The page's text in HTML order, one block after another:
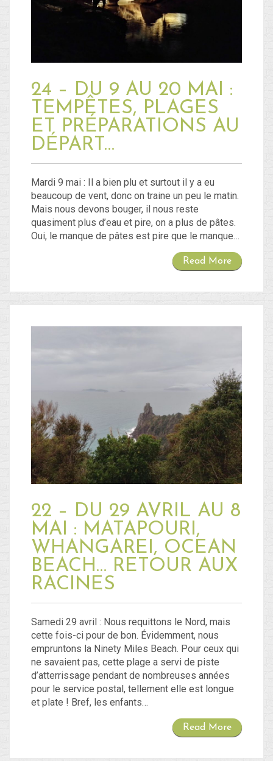
24 – DU 9 AU 20 MAI :
TEMPÊTES, PLAGES
ET PRÉPARATIONS AU
DÉPART…
Mardi 9 mai : Il a bien plu et surtout il y a eu
beaucoup de vent, donc on traine un peu le matin.
Mais nous devons bouger, il nous reste
quasiment plus d’eau et pire, on a plus de pâtes.
Oui, le manque de pâtes est pire que le manque…
Read More
22 – DU 29 AVRIL AU 8
MAI : MATAPOURI,
WHANGAREI, OCEAN
BEACH… RETOUR AUX
RACINES
Samedi 29 avril : Nous requittons le Nord, mais
cette fois-ci pour de bon. Évidemment, nous
empruntons la Ninety Miles Beach. Pour ceux qui
ne savaient pas, cette plage a servi de piste
d’atterrissage pendant de nombreuses années
pour le service postal, tellement elle est longue
et plate ! Bref, les enfants…
Read More